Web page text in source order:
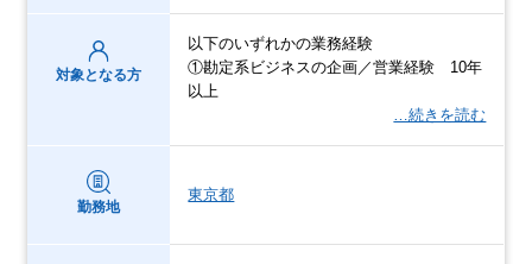
対象となる方
以下のいずれかの業務経験
①勘定系ビジネスの企画／営業経験 10年
以上
…続きを読む
勤務地
東京都